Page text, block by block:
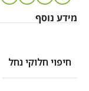
מידע נוסף
חיפוי חלוקי נחל